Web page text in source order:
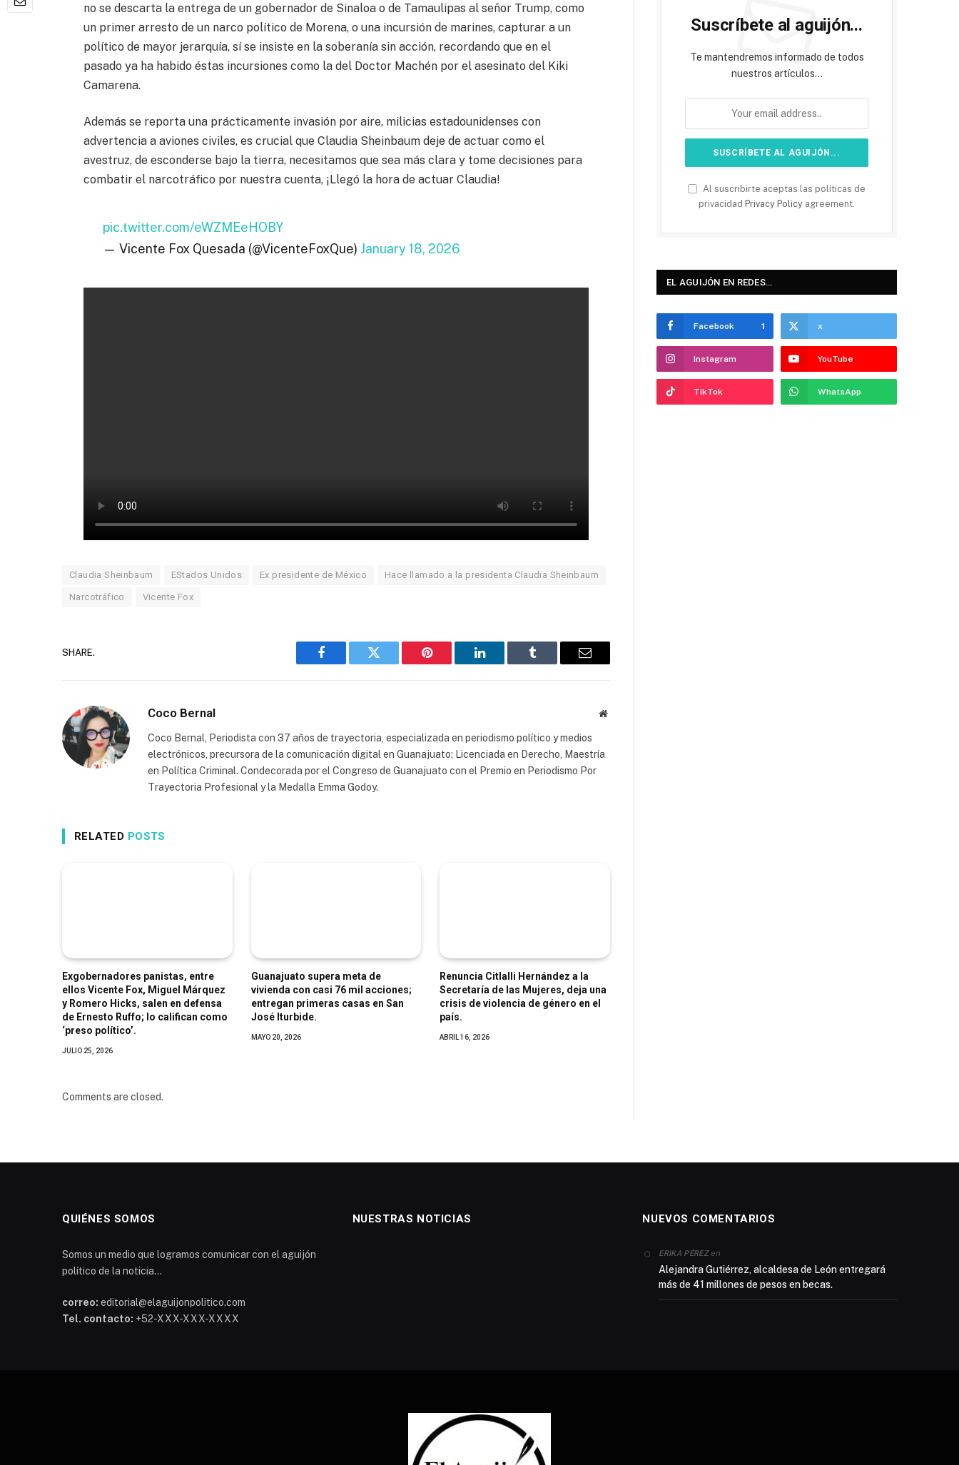
no se descarta la entrega de un gobernador de Sinaloa o de Tamaulipas al señor Trump, como
un primer arresto de un narco político de Morena, o una incursión de marines, capturar a un
político de mayor jerarquía, sí se insiste en la soberanía sin acción, recordando que en el
pasado ya ha habido éstas incursiones como la del Doctor Machén por el asesinato del Kiki
Camarena.
Además se reporta una prácticamente invasión por aire, milicias estadounidenses con
advertencia a aviones civiles, es crucial que Claudia Sheinbaum deje de actuar como el
avestruz, de esconderse bajo la tierra, necesitamos que sea más clara y tome decisiones para
combatir el narcotráfico por nuestra cuenta, ¡Llegó la hora de actuar Claudia!
pic.twitter.com/eWZMEeHOBY
— Vicente Fox Quesada (@VicenteFoxQue) January 18, 2026
Claudia Sheinbaum EStados Unidos Ex presidente de México Hace llamado a la presidenta Claudia Sheinbaum
Narcotráfico Vicente Fox
SHARE.
Facebook Twitter Pinterest LinkedIn Tumblr Email
Coco Bernal Website
Coco Bernal, Periodista con 37 años de trayectoria, especializada en periodismo político y medios
electrónicos, precursora de la comunicación digital en Guanajuato; Licenciada en Derecho, Maestría
en Política Criminal. Condecorada por el Congreso de Guanajuato con el Premio en Periodismo Por
Trayectoria Profesional y la Medalla Emma Godoy.
RELATED POSTS
Exgobernadores panistas, entre
ellos Vicente Fox, Miguel Márquez
y Romero Hicks, salen en defensa
de Ernesto Ruffo; lo califican como
‘preso político’.
JULIO 25, 2026
Guanajuato supera meta de
vivienda con casi 76 mil acciones;
entregan primeras casas en San
José Iturbide.
MAYO 20, 2026
Renuncia Citlalli Hernández a la
Secretaría de las Mujeres, deja una
crisis de violencia de género en el
país.
ABRIL 16, 2026
Comments are closed.
Suscríbete al aguijón...
Te mantendremos informado de todos
nuestros artículos...
Al suscribirte aceptas las políticas de
privacidad Privacy Policy agreement.
EL AGUIJÓN EN REDES…
Facebook 1 x
Instagram YouTube
TikTok WhatsApp
QUIÉNES SOMOS
Somos un medio que logramos comunicar con el aguijón
político de la noticia...
correo: editorial@elaguijonpolitico.com
Tel. contacto: +52-XXX-XXX-XXXX
NUESTRAS NOTICIAS NUEVOS COMENTARIOS
ERIKA PÉREZen
Alejandra Gutiérrez, alcaldesa de León entregará
más de 41 millones de pesos en becas.